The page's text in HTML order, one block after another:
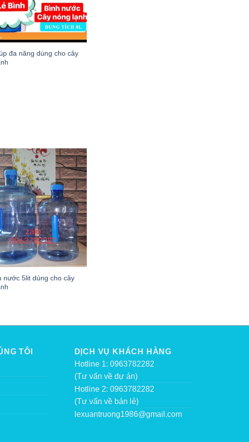
đa năng dùng cho cây
nước 5lit dùng cho cây
TÔI
DỊCH VỤ KHÁCH HÀNG
Hotline 1: 0963782282
(Tư vấn về dự án)
Hotline 2: 0963782282
(Tư vấn về bán lẻ)
lexuantruong1986@gmail.com